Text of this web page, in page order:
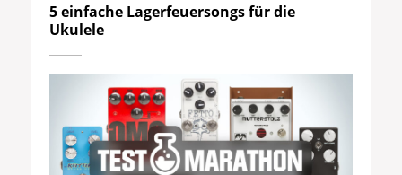
5 einfache Lagerfeuersongs für die
Ukulele